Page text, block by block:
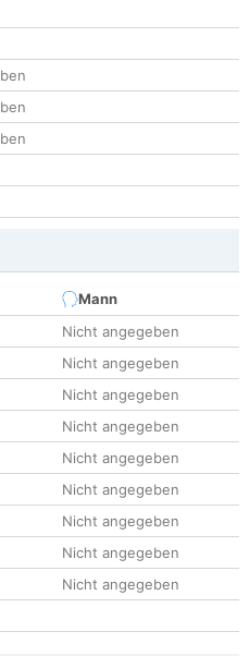
Mann
Nicht angegeben
Nicht angegeben
Nicht angegeben
Nicht angegeben
Nicht angegeben
Nicht angegeben
Nicht angegeben
Nicht angegeben
Nicht angegeben